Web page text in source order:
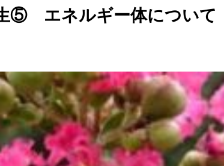
⑤ エネルギー体について